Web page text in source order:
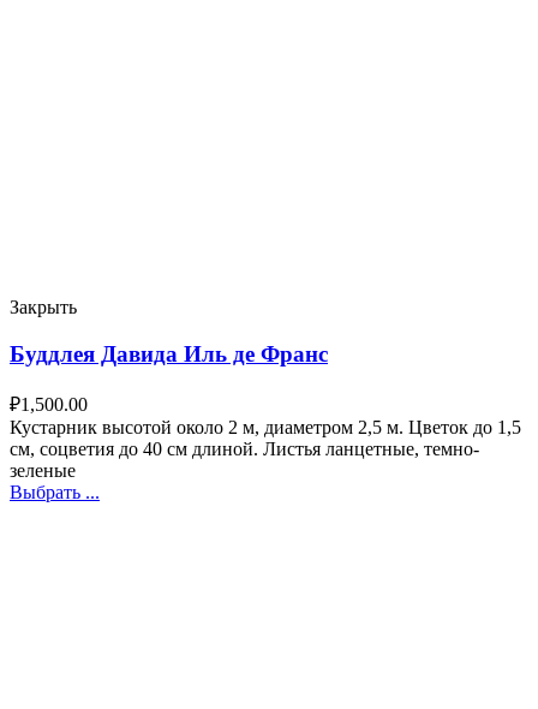
Закрыть
Буддлея Давида Иль де Франс
₽1,500.00
Кустарник высотой около 2 м, диаметром 2,5 м. Цветок до 1,5
см, соцветия до 40 см длиной. Листья ланцетные, темно-
зеленые
Выбрать ...